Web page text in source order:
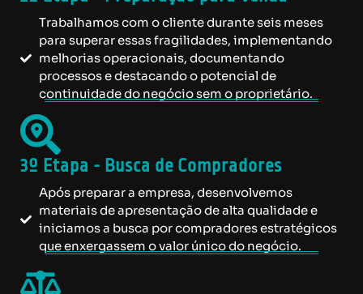
Trabalhamos com o cliente durante seis meses
para superar essas fragilidades, implementando
melhorias operacionais, documentando
processos e destacando o potencial de
continuidade do negócio sem o proprietário.
3º Etapa - Busca de Compradores
Após preparar a empresa, desenvolvemos
materiais de apresentação de alta qualidade e
iniciamos a busca por compradores estratégicos
que enxergassem o valor único do negócio.